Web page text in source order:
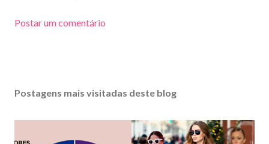
Postar um comentário
Postagens mais visitadas deste blog